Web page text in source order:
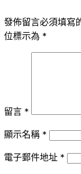
發佈留言必須填寫
位標示為 *
留言 *
顯示名稱 *
電子郵件地址 *